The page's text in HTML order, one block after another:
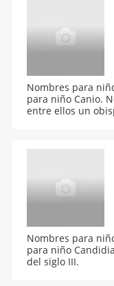
Nombres para
para niño Canio.
entre ellos un
Nombres para
para niño
del siglo III.